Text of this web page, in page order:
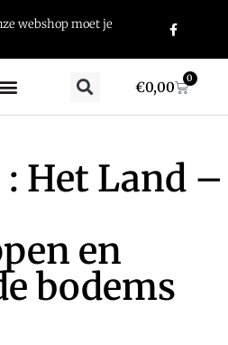
webshop moet je
€0,00
0
Het Land –
en
bodems